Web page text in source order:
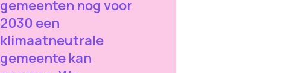
gemeenten nog voor
2030 een
klimaatneutrale
gemeente kan